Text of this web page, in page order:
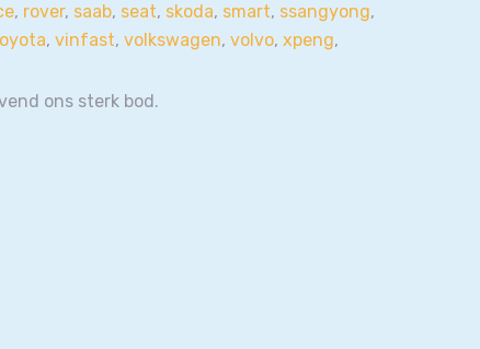
, rover, saab, seat, skoda, smart, ssangyong,
, vinfast, volkswagen, volvo, xpeng,
ons sterk bod.